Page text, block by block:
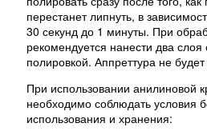
перестанет липнуть, в
30 секунд до 1 минуты. При
рекомендуется нанести два
полировкой. Аппреттура не
При использовании анилиновой
необходимо соблюдать условия
использования и хранения: